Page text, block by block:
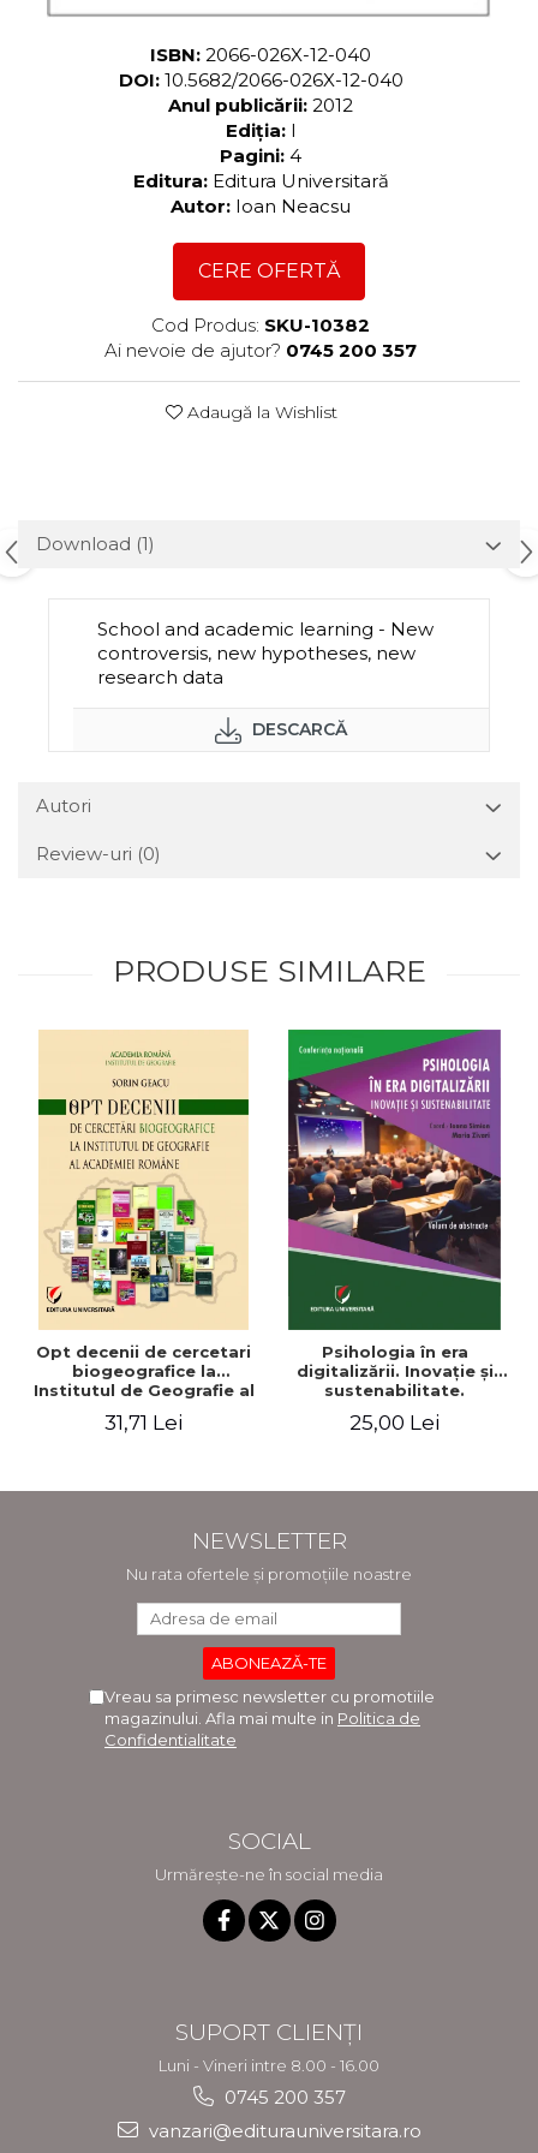
ISBN: 2066-026X-12-040
DOI: 10.5682/2066-026X-12-040
Anul publicării: 2012
Ediția: I
Pagini: 4
Editura: Editura Universitară
Autor: Ioan Neacsu
CERE OFERTĂ
Cod Produs: SKU-10382
Ai nevoie de ajutor? 0745 200 357
Adaugă la Wishlist
Download (1)
School and academic learning - New
controversis, new hypotheses, new
research data
DESCARCĂ
Autori
Review-uri (0)
PRODUSE SIMILARE
Opt decenii de cercetari
biogeografice la
Institutul de Geografie al
31,71 Lei
Psihologia în era
digitalizării. Inovaţie şi
sustenabilitate.
Volum de abstracte
25,00 Lei
NEWSLETTER
Nu rata ofertele și promoțiile noastre
Vreau sa primesc newsletter cu promotiile
magazinului. Afla mai multe in Politica de
Confidentialitate
SOCIAL
Urmărește-ne în social media
SUPORT CLIENȚI
Luni - Vineri intre 8.00 - 16.00
0745 200 357
vanzari@editurauniversitara.ro